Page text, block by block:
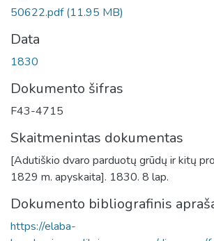
50622.pdf(11.95 MB)
Data
1830
Dokumento šifras
F43-4715
Skaitmenintas dokumentas
[Adutiškio dvaro parduotų grūdų ir kitų
1829 m. apyskaita]. 1830. 8 lap.
Dokumento bibliografinis
https://elaba-